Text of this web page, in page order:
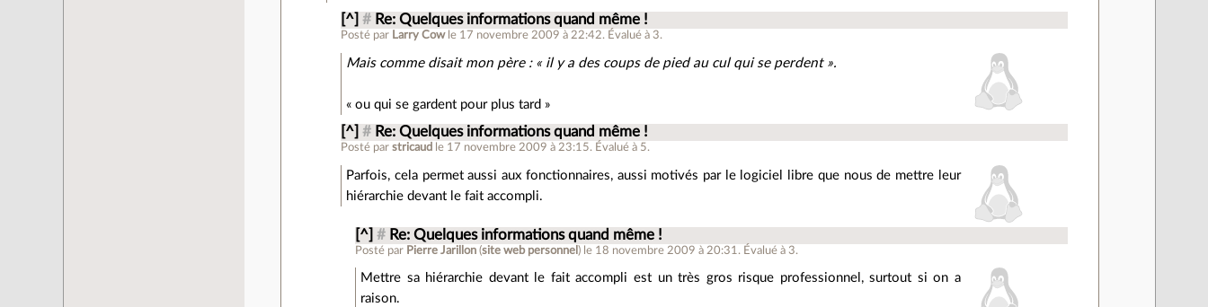
[^] # Re: Quelques informations quand même !
Posté par Larry Cow le 17 novembre 2009 à 22:42. Évalué à 3.
Mais comme disait mon père : « il y a des coups de pied au cul qui se perdent ».
« ou qui se gardent pour plus tard »
[^] # Re: Quelques informations quand même !
Posté parstricaud le 17 novembre 2009 à 23:15. Évalué à 5.
Parfois, cela permet aussi aux fonctionnaires, aussi motivés par le logiciel libre que nous de mettre leur
hiérarchie devant le fait accompli.
[^] # Re: Quelques informations quand même !
Posté par Pierre Jarillon (site web personnel ) le 18 novembre 2009 à 20:31 . Évalué à 3.
Mettre sa hiérarchie devant le fait accompli est un très gros risque professionnel, surtout si on a
raison.